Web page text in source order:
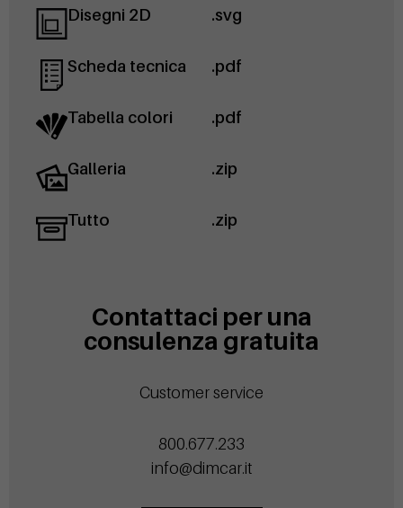
Disegni 2D .svg
Scheda tecnica .pdf
Tabella colori .pdf
Galleria .zip
Tutto .zip
Contattaci per una
consulenza gratuita
Customer service
800.677.233
info@dimcar.it